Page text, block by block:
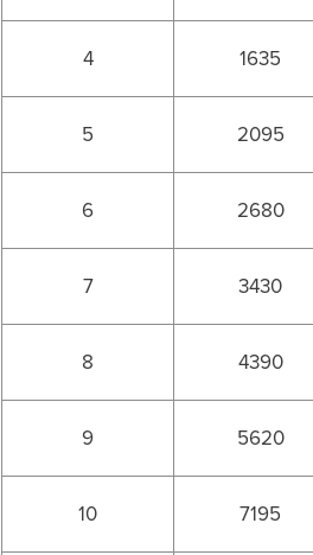
4 1635
5 2095
6 2680
7 3430
8 4390
9 5620
10 7195